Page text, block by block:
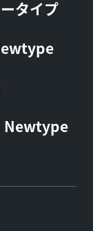
タイプ
Newtype